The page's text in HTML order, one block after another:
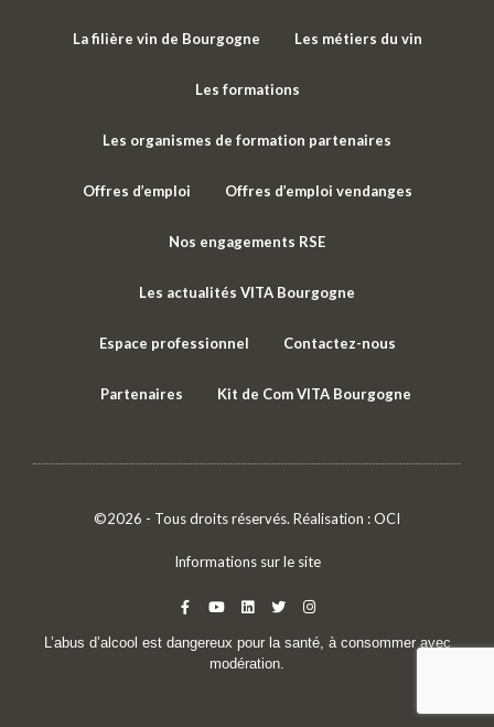
La filière vin de Bourgogne Les métiers du vin
Les formations
Les organismes de formation partenaires
Offres d’emploi Offres d’emploi vendanges
Nos engagements RSE
Les actualités VITA Bourgogne
Espace professionnel Contactez-nous
Partenaires Kit de Com VITA Bourgogne
©2026 - Tous droits réservés. Réalisation :OCI
Informations sur le site
L’abus d’alcool est dangereux pour la santé, à consommer avec
modération.